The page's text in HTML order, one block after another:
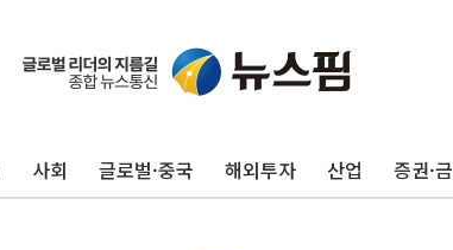
사회 글로벌·중국 해외투자 산업 증권·
빚투·레버리지 줄었지만,
[2보] 북, 원산서 동해상으